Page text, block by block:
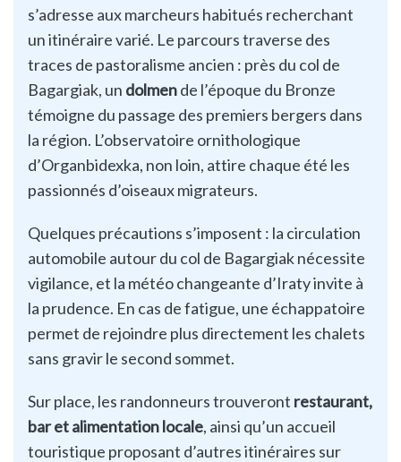
s’adresse aux marcheurs habitués recherchant
un itinéraire varié. Le parcours traverse des
traces de pastoralisme ancien : près du col de
Bagargiak, un dolmende l’époque du Bronze
témoigne du passage des premiers bergers dans
la région. L’observatoire ornithologique
d’Organbidexka, non loin, attire chaque été les
passionnés d’oiseaux migrateurs.
Quelques précautions s’imposent : la circulation
automobile autour du col de Bagargiak nécessite
vigilance, et la météo changeante d’Iraty invite à
la prudence. En cas de fatigue, une échappatoire
permet de rejoindre plus directement les chalets
sans gravir le second sommet.
Sur place, les randonneurs trouveront restaurant,
bar et alimentation locale, ainsi qu’un accueil
touristique proposant d’autres itinéraires sur